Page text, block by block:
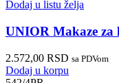
Dodaj u listu želja
UNIOR Makaze za
2.572,00 RSD sa PDVom
Dodaj u korpu